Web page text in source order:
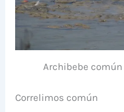
Archibebe común
Correlimos común